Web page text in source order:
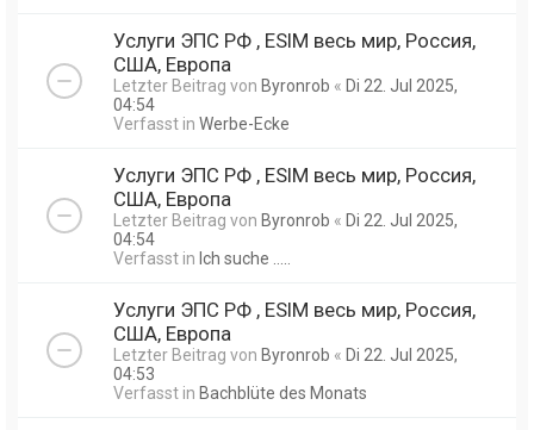
Услуги ЭПС РФ , ESIM весь мир, Россия,
США, Европа
Letzter Beitrag von Byronrob « Di 22. Jul 2025,
04:54
Verfasst in Werbe-Ecke
Услуги ЭПС РФ , ESIM весь мир, Россия,
США, Европа
Letzter Beitrag von Byronrob « Di 22. Jul 2025,
04:54
Verfasst in Ich suche .....
Услуги ЭПС РФ , ESIM весь мир, Россия,
США, Европа
Letzter Beitrag von Byronrob « Di 22. Jul 2025,
04:53
Verfasst in Bachblüte des Monats